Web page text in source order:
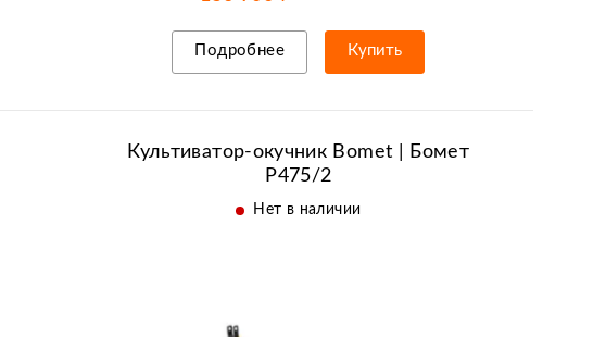
Подробнее Купить
Культиватор-окучник Bomet | Бомет
P475/2
Нет в наличии